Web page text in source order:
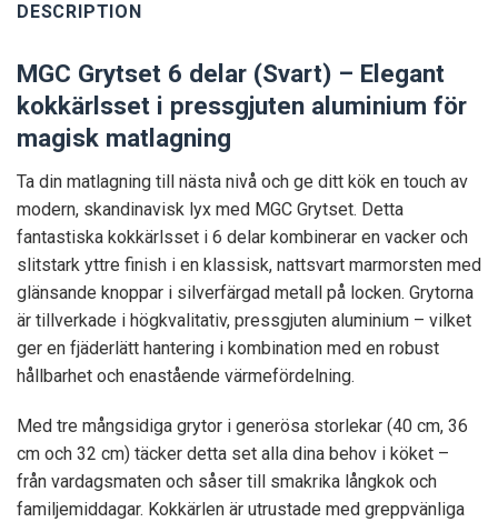
DESCRIPTION
MGC Grytset 6 delar (Svart) – Elegant
kokkärlsset i pressgjuten aluminium för
magisk matlagning
Ta din matlagning till nästa nivå och ge ditt kök en touch av
modern, skandinavisk lyx med MGC Grytset. Detta
fantastiska kokkärlsset i 6 delar kombinerar en vacker och
slitstark yttre finish i en klassisk, nattsvart marmorsten med
glänsande knoppar i silverfärgad metall på locken. Grytorna
är tillverkade i högkvalitativ, pressgjuten aluminium – vilket
ger en fjäderlätt hantering i kombination med en robust
hållbarhet och enastående värmefördelning.
Med tre mångsidiga grytor i generösa storlekar (40 cm, 36
cm och 32 cm) täcker detta set alla dina behov i köket –
från vardagsmaten och såser till smakrika långkok och
familjemiddagar. Kokkärlen är utrustade med greppvänliga